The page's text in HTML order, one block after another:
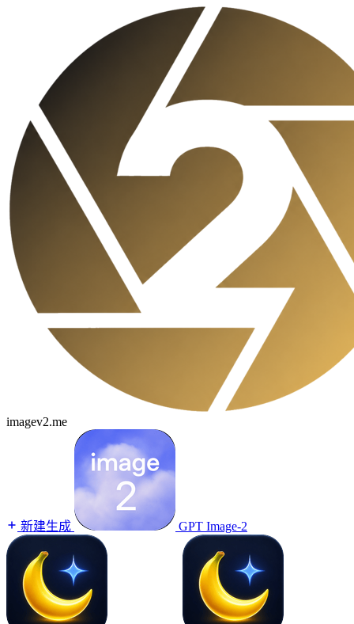
imagev2.me
新建生成 GPT Image-2